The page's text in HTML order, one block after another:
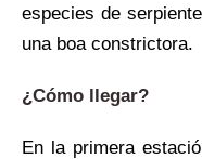
especies de
una boa constrictora.
¿Cómo llegar?
En la primera